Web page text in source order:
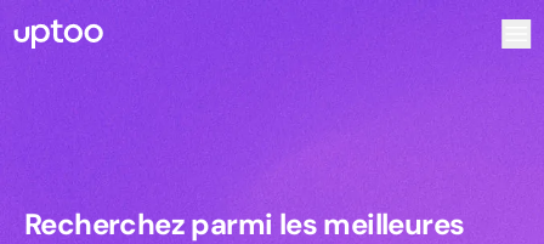
Recherchez parmi les meilleures
Recherchez parmi les meilleures